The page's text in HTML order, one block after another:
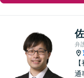
弁
通